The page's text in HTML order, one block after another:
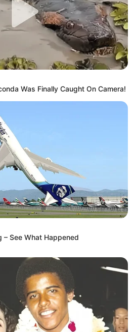
Was Finally Caught On Camera!
– See What Happened